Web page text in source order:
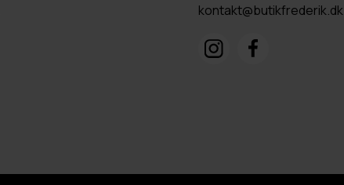
kontakt@butikfrederik.dk